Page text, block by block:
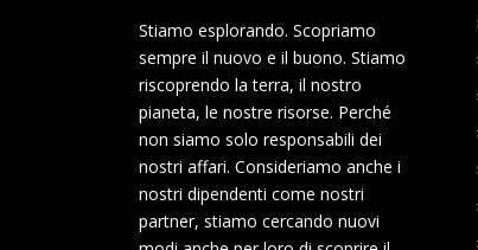
Stiamo esplorando. Scopriamo
sempre il nuovo e il buono. Stiamo
riscoprendo la terra, il nostro
pianeta, le nostre risorse. Perché
non siamo solo responsabili dei
nostri affari. Consideriamo anche i
nostri dipendenti come nostri
partner, stiamo cercando nuovi